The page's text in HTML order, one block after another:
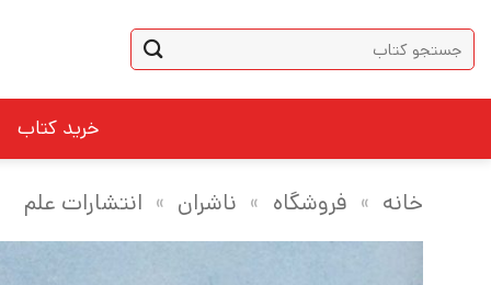
content
جستجو
برای:
خرید کتاب
خانه » فروشگاه » ناشران » انتشارات علم